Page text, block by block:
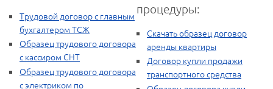
Трудовой договор с главным
бухгалтером ТСЖ
Образец трудового договора
с кассиром СНТ
Образец трудового договора
с электриком по
процедуры:
Скачать образец договор
аренды квартиры
Договор купли продажи
транспортного средства